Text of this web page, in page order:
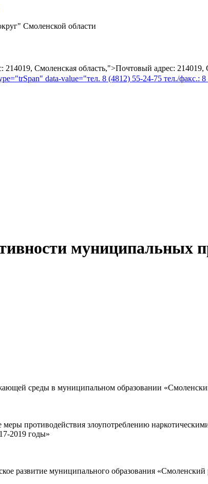
Смоленской области
Смоленская область,">Почтовый адрес: 214019,
data-value="тел. 8 (4812) 55-24-75 тел./факс.:
муниципальных
среды в муниципальном образовании
противодействия злоупотреблению
2019 годы»
развитие муниципального образования